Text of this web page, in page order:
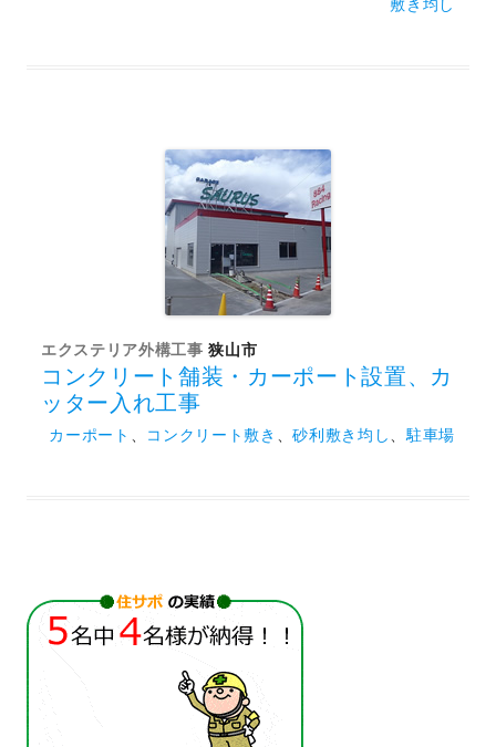
敷き均し
エクステリア外構工事 狭山市
コンクリート舗装・カーポート設置、カ
ッター入れ工事
カーポート コンクリート敷き 、砂利敷き均し 駐車場